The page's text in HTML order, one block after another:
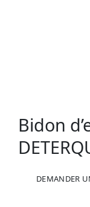
Bidon
DEMANDER